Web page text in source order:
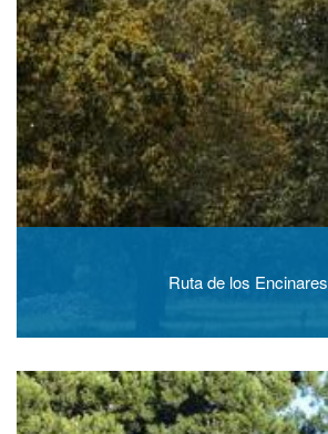
Ruta de los Encinares